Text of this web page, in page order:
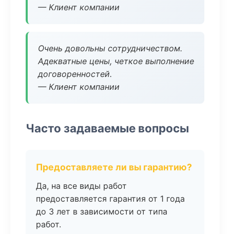
— Клиент компании
Очень довольны сотрудничеством.
Адекватные цены, четкое выполнение
договоренностей.
— Клиент компании
Часто задаваемые вопросы
Предоставляете ли вы гарантию?
Да, на все виды работ
предоставляется гарантия от 1 года
до 3 лет в зависимости от типа
работ.